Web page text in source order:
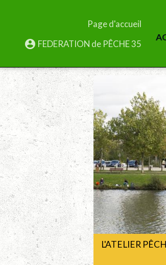
Page d'accueil
FEDERATION de PÊCHE 35
L'ATELIER